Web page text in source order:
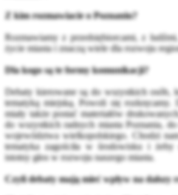
Z kim rozmawiacie o Poznaniu?
Rozmawiamy z przedsiębiorcami, z
życie miasta i znaczą wiele dla rozwoju
Dla kogo są te formy komunikacji?
Debaty kierowane są do wszystkich osób,
tematyką miejską. Powoli się rozkręcamy.
miały także postać materiałów
do wszystkich radnych miasta Poznania,
województwa wielkopolskiego. Chodzi
tematyka zagościła w środowisku i żeby
istotny głos w rozwoju naszego miasta.
Czyli debaty mają mieć wpływ na dalszy